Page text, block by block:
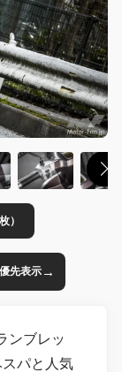
）
先表示→
ンブレッ
パと人気